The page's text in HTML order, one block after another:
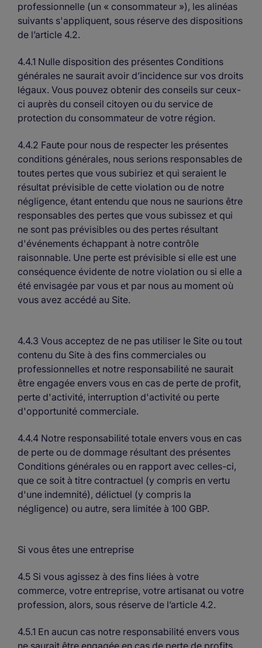
professionnelle (un « consommateur »), les alinéas
suivants s'appliquent, sous réserve des dispositions
de l’article 4.2.
4.4.1 Nulle disposition des présentes Conditions
générales ne saurait avoir d’incidence sur vos droits
légaux. Vous pouvez obtenir des conseils sur ceux-
ci auprès du conseil citoyen ou du service de
protection du consommateur de votre région.
4.4.2 Faute pour nous de respecter les présentes
conditions générales, nous serions responsables de
toutes pertes que vous subiriez et qui seraient le
résultat prévisible de cette violation ou de notre
négligence, étant entendu que nous ne saurions être
responsables des pertes que vous subissez et qui
ne sont pas prévisibles ou des pertes résultant
d'événements échappant à notre contrôle
raisonnable. Une perte est prévisible si elle est une
conséquence évidente de notre violation ou si elle a
été envisagée par vous et par nous au moment où
vous avez accédé au Site.
4.4.3 Vous acceptez de ne pas utiliser le Site ou tout
contenu du Site à des fins commerciales ou
professionnelles et notre responsabilité ne saurait
être engagée envers vous en cas de perte de profit,
perte d'activité, interruption d'activité ou perte
d'opportunité commerciale.
4.4.4 Notre responsabilité totale envers vous en cas
de perte ou de dommage résultant des présentes
Conditions générales ou en rapport avec celles-ci,
que ce soit à titre contractuel (y compris en vertu
d'une indemnité), délictuel (y compris la
négligence) ou autre, sera limitée à 100 GBP.
Si vous êtes une entreprise
4.5 Si vous agissez à des fins liées à votre
commerce, votre entreprise, votre artisanat ou votre
profession, alors, sous réserve de l’article 4.2.
4.5.1 En aucun cas notre responsabilité envers vous
ne saurait être engagée en cas de perte de profits,